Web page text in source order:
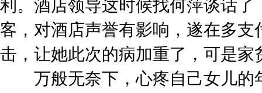
利。酒店领导这时候找何萍谈话
客，对酒店声誉有影响，遂在多
击，让她此次的病加重了，可是
万般无奈下，心疼自己女儿的